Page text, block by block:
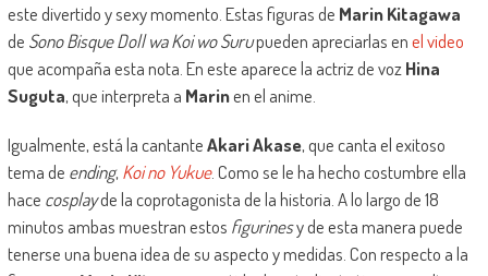
este divertido y sexy momento. Estas figuras de Marin Kitagawa
de Sono Bisque Doll wa Koi wo Surupueden apreciarlas enel video
que acompaña esta nota. En este aparece la actriz de voz Hina
Suguta, que interpreta a Marinen el anime.
Igualmente, está la cantanteAkari Akase, que canta el exitoso
tema de ending, Koi no Yukue. Como se le ha hecho costumbre ella
hace cosplayde la coprotagonista de la historia. A lo largo de 18
minutos ambas muestran estos figurinesy de esta manera puede
tenerse una buena idea de su aspecto y medidas. Con respecto a la